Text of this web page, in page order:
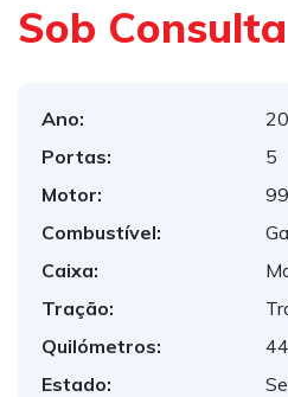
Sob Consulta
Ano:
Portas:
5
Motor:
Combustível:
Caixa:
Tração:
Quilómetros:
Estado: